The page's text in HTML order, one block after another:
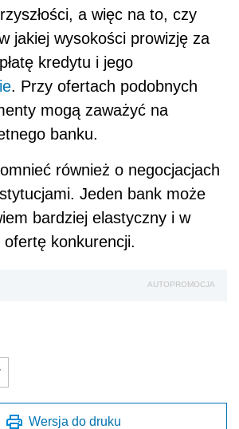
a więc na to, czy
jakiej wysokości prowizję za
kredytu i jego
. Przy ofertach podobnych
mogą zaważyć na
banku.
również o negocjacjach
Jeden bank może
bardziej elastyczny i w
konkurencji.
AUTOPROMOCJA
Wersja do druku